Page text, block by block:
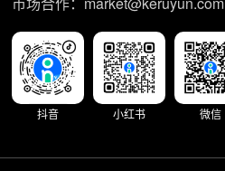
抖音 小红书 微信